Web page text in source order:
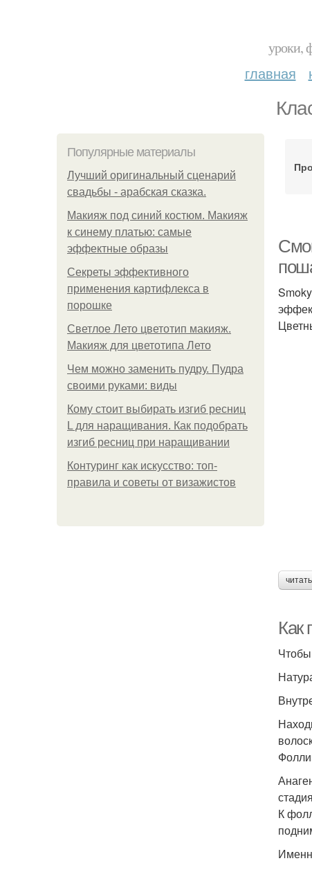
уроки,
главная
Популярные материалы
Лучший оригинальный сценарий
свадьбы - арабская сказка.
Макияж под синий костюм. Макияж
к синему платью: самые
эффектные образы
Секреты эффективного
применения картифлекса в
порошке
Светлое Лето цветотип макияж.
Макияж для цветотипа Лето
Чем можно заменить пудру. Пудра
своими руками: виды
Кому стоит выбирать изгиб ресниц
L для наращивания. Как подобрать
изгиб ресниц при наращивании
Контуринг как искусство: топ-
правила и советы от визажистов
Как
К